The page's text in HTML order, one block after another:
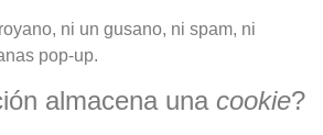
ni un gusano, ni spam, ni
pop-up.
almacena una cookie?